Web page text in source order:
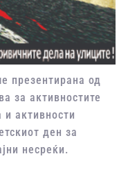
презентирана од
за активностите
и активности
ден за
несреќи.